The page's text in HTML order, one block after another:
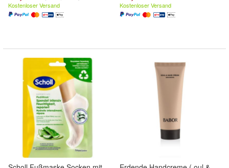
Kostenloser Versand
Kostenloser Versand